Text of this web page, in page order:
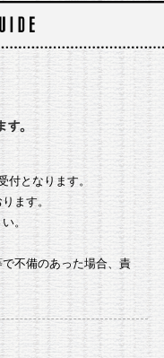
付となります。
ります。
。
不備のあった場合、責